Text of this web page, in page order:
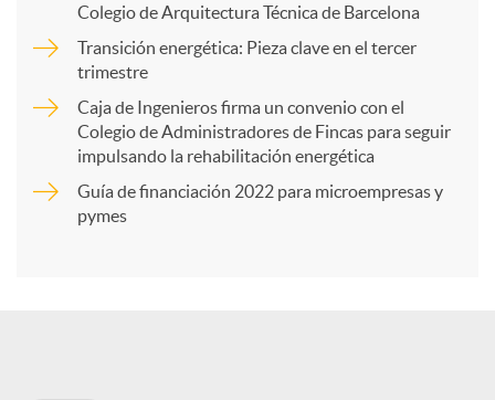
r
Colegio de Arquitectura Técnica de Barcelona
Transición energética: Pieza clave en el tercer
trimestre
Caja de Ingenieros firma un convenio con el
Colegio de Administradores de Fincas para seguir
impulsando la rehabilitación energética
Guía de financiación 2022 para microempresas y
pymes